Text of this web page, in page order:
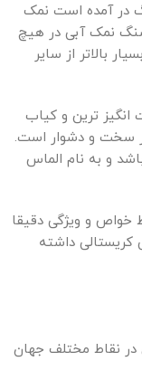
در آمده است نمک
نمک آبی در هیچ
بالاتر از سایر
انگیز ترین و کیاب
سخت و دشوار است.
و به نام الماس
خواص و ویژگی دقیقا
داشته
در نقاط مختلف جهان